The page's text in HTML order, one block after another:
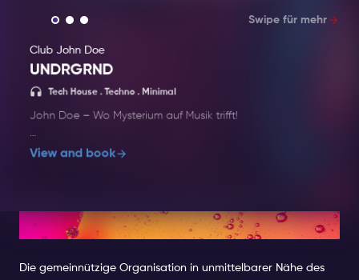
Club John Doe
UNDRGRND
Tech House . Techno . Minimal
John Doe – Wo Mysterium auf Musik trifft!
Verpassen Sie nicht das UNDRGRND Project, die
Beats, hypnotische Vibes und ein ungefiltertes
Rave-Erlebnis. Treten Sie ein in das Unbekannte
Nachtclub. Mit modernster Beleuchtung,
View and book
Swipe für mehr
10. OT301
Die gemeinnützige Organisation in unmittelbarer Nähe des